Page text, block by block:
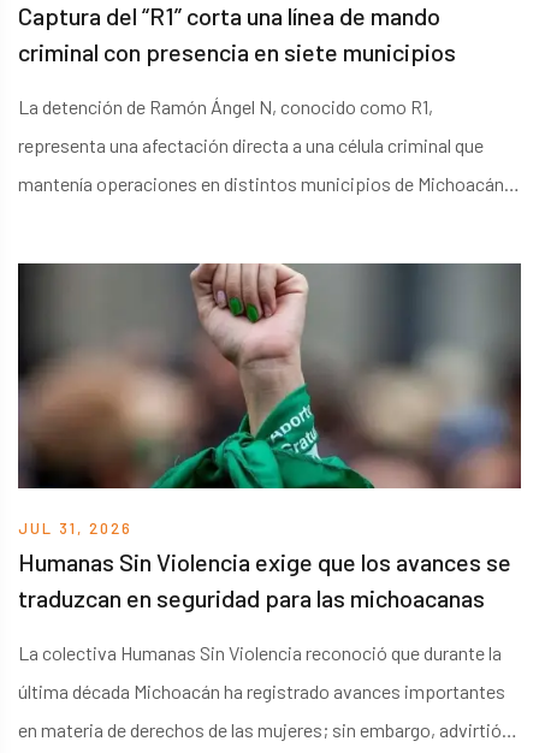
Captura del “R1” corta una línea de mando
criminal con presencia en siete municipios
La detención de Ramón Ángel N, conocido como R1,
representa una afectación directa a una célula criminal que
mantenía operaciones en distintos municipios de Michoacán,
Omar García Harfuch. El sospechoso fue capturado en
Atotonilco el Alto, Jalisco, tras trabajos de inteligencia y
seguimiento realizados por autoridades federales.
JUL 31, 2026
Humanas Sin Violencia exige que los avances se
traduzcan en seguridad para las michoacanas
La colectiva Humanas Sin Violencia reconoció que durante la
última década Michoacán ha registrado avances importantes
en materia de derechos de las mujeres; sin embargo, advirtió